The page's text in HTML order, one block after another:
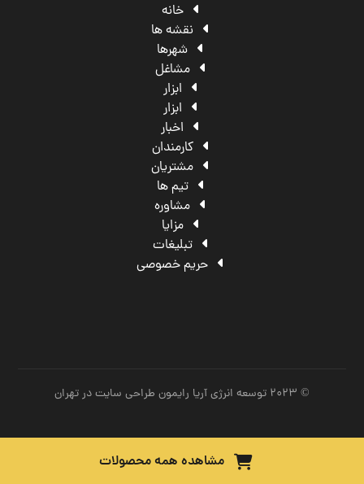
خانه
نقشه ها
شهرها
مشاغل
ابزار
ابزار
اخبار
کارمندان
مشتریان
تیم ها
مشاوره
مزایا
تبلیغات
حریم خصوصی
© ۲۰۲۳ توسعه انرژی آریا رایمون طراحی سایت در تهران
مشاهده همه محصولات